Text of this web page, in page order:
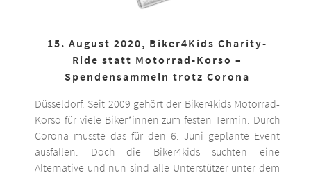
15. August 2020, Biker4Kids Charity-
Ride statt Motorrad-Korso –
Spendensammeln trotz Corona
Düsseldorf. Seit 2009 gehört der Biker4kids Motorrad-
Korso für viele Biker*innen zum festen Termin. Durch
Corona musste das für den 6. Juni geplante Event
ausfallen. Doch die Biker4kids suchten eine
Alternative und nun sind alle Unterstützer unter dem